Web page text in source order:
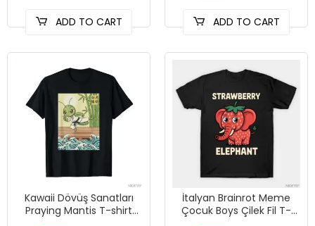
ADD TO CART ADD TO CART
Kawaii Dövüş Sanatları
Praying Mantis T-shirt
İtalyan Brainrot Meme
Çocuk Boys Çilek Fil T-